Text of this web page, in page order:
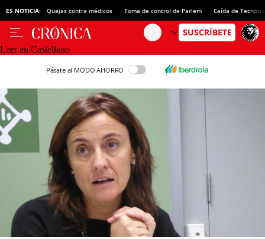
ES NOTICIA: Quejas contra médicos Toma de control de Parlem Caída de
Leer en Castellano
Pásate al MODO AHORRO